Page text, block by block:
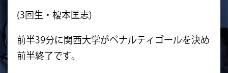
(3回生・榎本匡志)
前半39分に関西大学がペナルティゴールを決め
前半終了です。